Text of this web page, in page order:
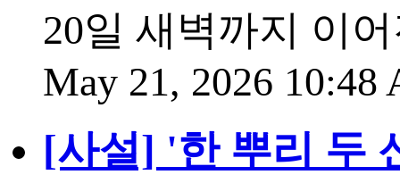
20일 새벽까지 이
May 21, 2026 10:48
[사설] '한 뿌리 두